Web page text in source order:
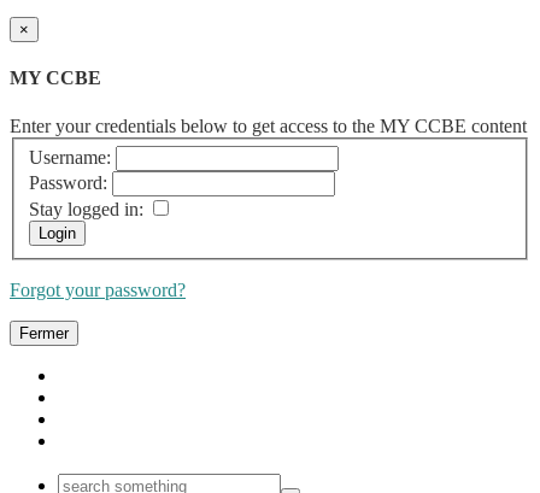
×
MY CCBE
Enter your credentials below to get access to the MY CCBE content
Username:
Password:
Stay logged in:
Forgot your password?
Fermer